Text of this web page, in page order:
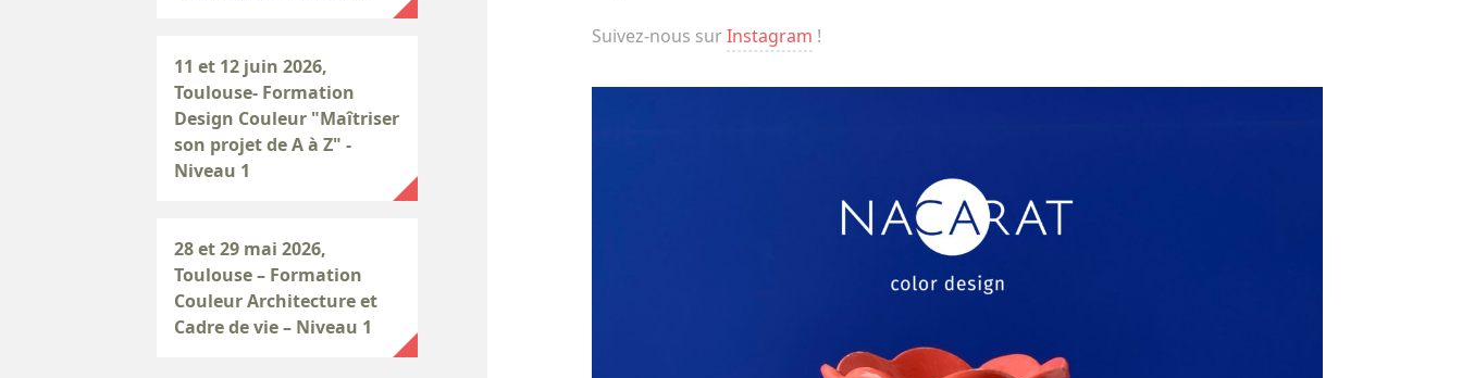
11 et 12 juin 2026,
Toulouse- Formation
Design Couleur "Maîtriser
son projet de A à Z" -
Niveau 1
28 et 29 mai 2026,
Toulouse – Formation
Couleur Architecture et
Cadre de vie – Niveau 1
Suivez-nous surInstagram !